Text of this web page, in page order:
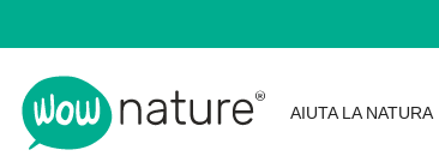
AIUTA LA NATURA